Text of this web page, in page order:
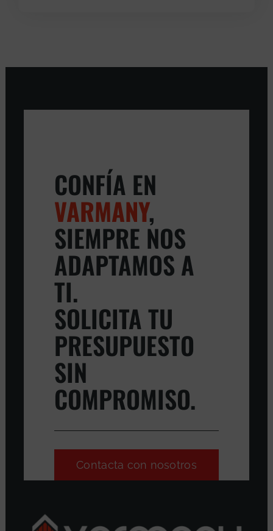
CONFÍA EN
VARMANY,
SIEMPRE NOS
ADAPTAMOS A
TI.
SOLICITA TU
PRESUPUESTO
SIN
COMPROMISO.
Contacta con nosotros